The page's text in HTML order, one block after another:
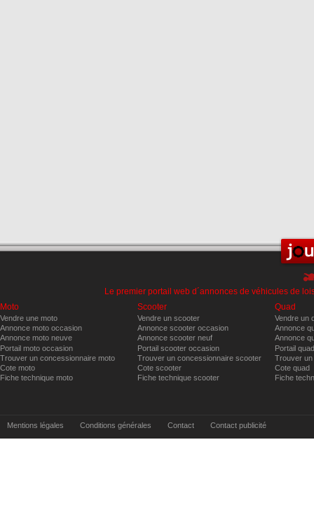
Le premier portail web d´annonces de véhicules de
Moto
Vendre une moto
Annonce moto occasion
Annonce moto neuve
Portail moto occasion
Trouver un concessionnaire moto
Cote moto
Fiche technique moto
Scooter
Vendre un scooter
Annonce scooter occasion
Annonce scooter neuf
Portail scooter occasion
Trouver un concessionnaire scooter
Cote scooter
Fiche technique scooter
Quad
Vendre un
Annonce
Annonce
Portail
Trouver
Cote quad
Fiche
Mentions légales Conditions générales Contact Contact publicité